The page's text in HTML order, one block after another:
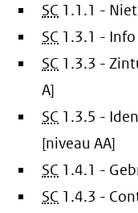
SC 1.1.1 -
SC 1.3.1 -
SC 1.3.3 -
A]
SC 1.3.5 -
[niveau AA]
SC 1.4.1 -
SC 1.4.3 -